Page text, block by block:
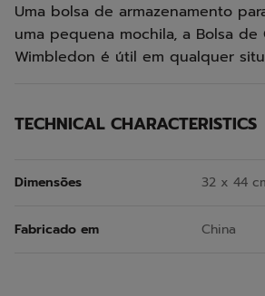
Uma bolsa de armazenamento
uma pequena mochila, a Bolsa de
Wimbledon é útil em qualquer
TECHNICAL CHARACTERISTICS
Dimensões 32 x 44
Fabricado em China